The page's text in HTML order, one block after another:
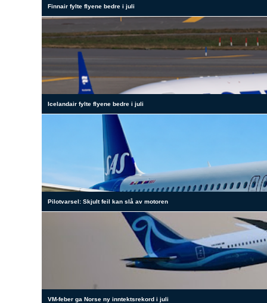
Finnair fylte flyene bedre i juli
Icelandair fylte flyene bedre i juli
Pilotvarsel: Skjult feil kan slå av motoren
VM-feber ga Norse ny inntektsrekord i juli